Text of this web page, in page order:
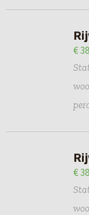
€
€